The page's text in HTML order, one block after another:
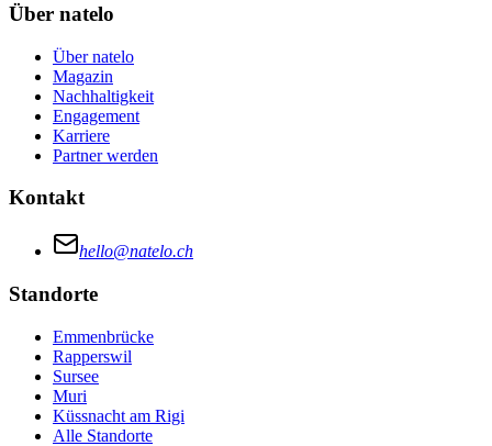
Über natelo
Über natelo
Magazin
Nachhaltigkeit
Engagement
Karriere
Partner werden
Kontakt
hello@natelo.ch
Standorte
Emmenbrücke
Rapperswil
Sursee
Muri
Küssnacht am Rigi
Alle Standorte